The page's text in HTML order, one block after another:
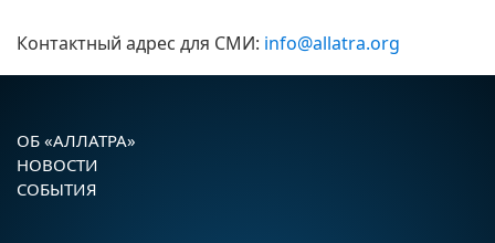
Контактный адрес для СМИ: info@allatra.org
ОБ «АЛЛАТРА»
НОВОСТИ
СОБЫТИЯ